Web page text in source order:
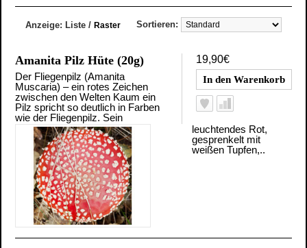
Anzeige: Liste / Raster Sortieren:
19,90€
Amanita Pilz Hüte (20g)
Der Fliegenpilz (Amanita
Muscaria) – ein rotes Zeichen
zwischen den Welten Kaum ein
Pilz spricht so deutlich in Farben
wie der Fliegenpilz. Sein
leuchtendes Rot,
gesprenkelt mit
weißen Tupfen,..